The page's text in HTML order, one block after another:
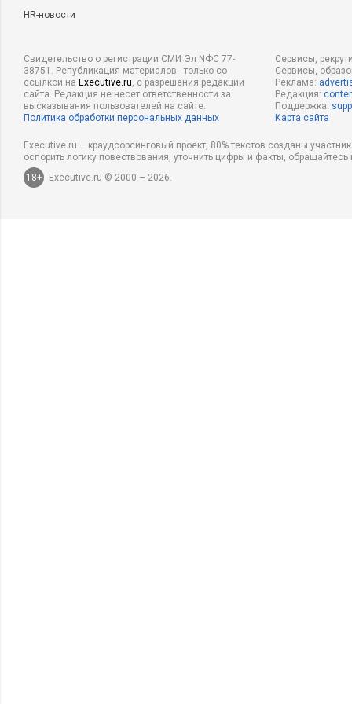
КОРПОРАТИВНАЯ ПРАКТИКА 6127 0
10 простых шагов для тех, кто
хочет запустить сеть автокофеен
ТЕСТЫ
HR-новости
Свидетельство о регистрации СМИ Эл NФС 77-
38751. Републикация материалов - только со
ссылкой на Executive.ru, с разрешения редакции
сайта. Редакция не несет ответственности за
высказывания пользователей на сайте.
Политика обработки персональных данных
Сервисы,
Сервисы,
Реклама:
Редакция:
Поддержка:
Карта сайта
Executive.ru – краудсорсинговый проект, 80% текстов созданы
оспорить логику повествования, уточнить цифры и факты,
18+
Executive.ru © 2000 – 2026.